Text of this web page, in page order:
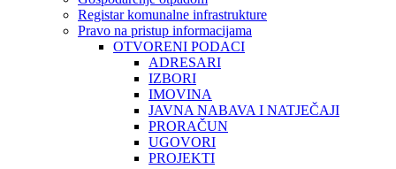
Registar komunalne infrastrukture
Pravo na pristup informacijama
OTVORENI PODACI
ADRESARI
IZBORI
IMOVINA
JAVNA NABAVA I NATJEČAJI
PRORAČUN
UGOVORI
PROJEKTI